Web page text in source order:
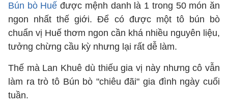
Bún bò Huế được mệnh danh là 1 trong 50 món ăn
ngon nhất thế giới. Để có được một tô bún bò
chuẩn vị Huế thơm ngon cần khá nhiều nguyên liệu,
tưởng chừng cầu kỳ nhưng lại rất dễ làm.
Thế mà Lan Khuê dù thiếu gia vị này nhưng cô vẫn
làm ra trò tô Bún bò "chiêu đãi" gia đình ngày cuối
tuần.